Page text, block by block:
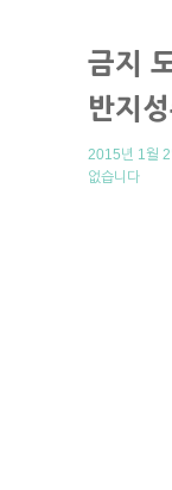
금지
반지
2015년 1월
없습니다